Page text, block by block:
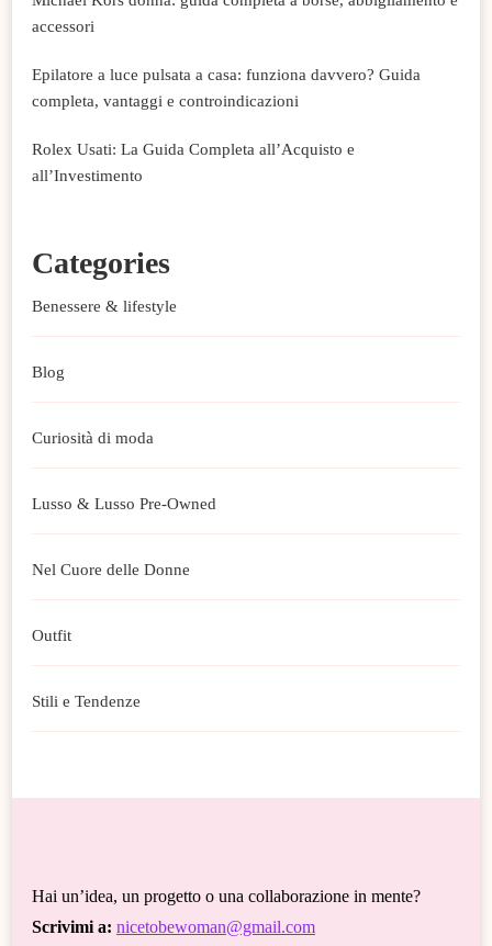
accessori
Epilatore a luce pulsata a casa: funziona davvero? Guida
completa, vantaggi e controindicazioni
Rolex Usati: La Guida Completa all’Acquisto e
all’Investimento
Categories
Benessere & lifestyle
Blog
Curiosità di moda
Lusso & Lusso Pre-Owned
Nel Cuore delle Donne
Outfit
Stili e Tendenze
Hai un’idea, un progetto o una collaborazione in mente?
Scrivimi a: nicetobewoman@gmail.com